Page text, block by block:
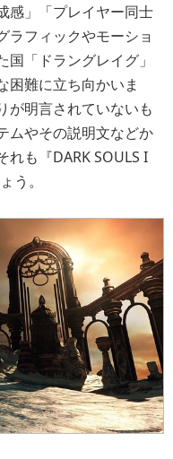
感」「プレイヤー同士
ラフィックやモーショ
「ドラングレイグ」
困難に立ち向かいま
が明言されていないも
ムやその説明文などか
れも『DARK SOULS I
う。